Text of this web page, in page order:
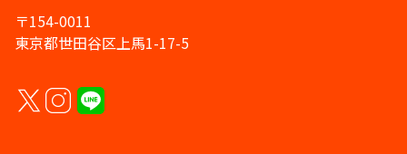
〒154-0011
東京都世田谷区上馬1-17-5